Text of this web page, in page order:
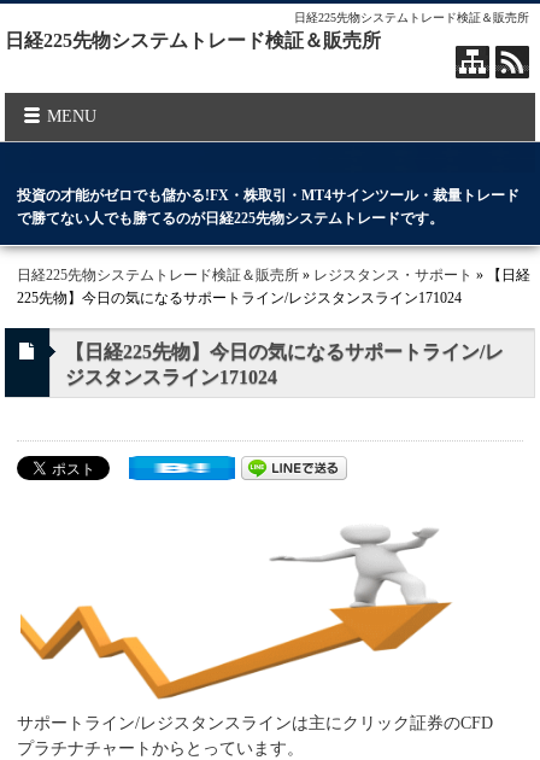
日経225先物システムトレード検証＆販売所
日経225先物システムトレード検証＆販売所
MENU
投資の才能がゼロでも儲かる!FX・株取引・MT4サインツール・裁量トレード
で勝てない人でも勝てるのが日経225先物システムトレードです。
日経225先物システムトレード検証＆販売所 » レジスタンス・サポート » 【日経
225先物】今日の気になるサポートライン/レジスタンスライン171024
【日経225先物】今日の気になるサポートライン/レ
ジスタンスライン171024
サポートライン/レジスタンスラインは主にクリック証券のCFD
プラチナチャートからとっています。